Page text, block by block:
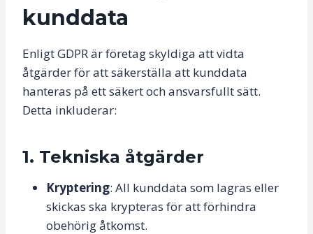
kunddata
Enligt GDPR är företag skyldiga att vidta
åtgärder för att säkerställa att kunddata
hanteras på ett säkert och ansvarsfullt sätt.
Detta inkluderar:
1. Tekniska åtgärder
Kryptering: All kunddata som lagras eller
skickas ska krypteras för att förhindra
obehörig åtkomst.